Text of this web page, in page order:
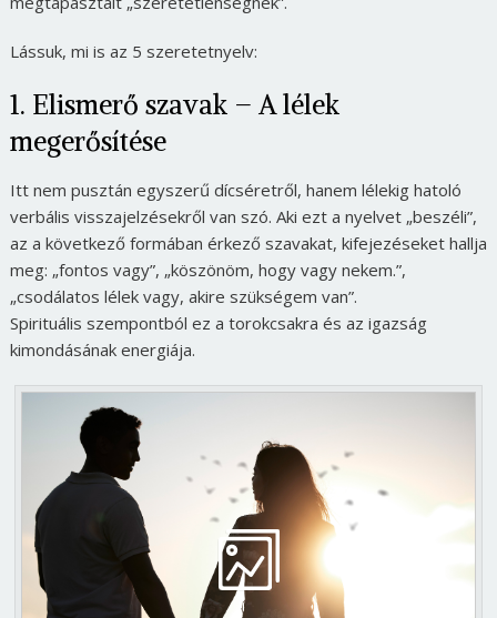
Lássuk, mi is az 5 szeretetnyelv:
1. Elismerő szavak – A lélek
megerősítése
Itt nem pusztán egyszerű dícséretről, hanem lélekig hatoló
verbális visszajelzésekről van szó. Aki ezt a nyelvet „beszéli”,
az a következő formában érkező szavakat, kifejezéseket hallja
meg: „fontos vagy”, „köszönöm, hogy vagy nekem.”,
„csodálatos lélek vagy, akire szükségem van”.
Spirituális szempontból ez a torokcsakra és az igazság
kimondásának energiája.